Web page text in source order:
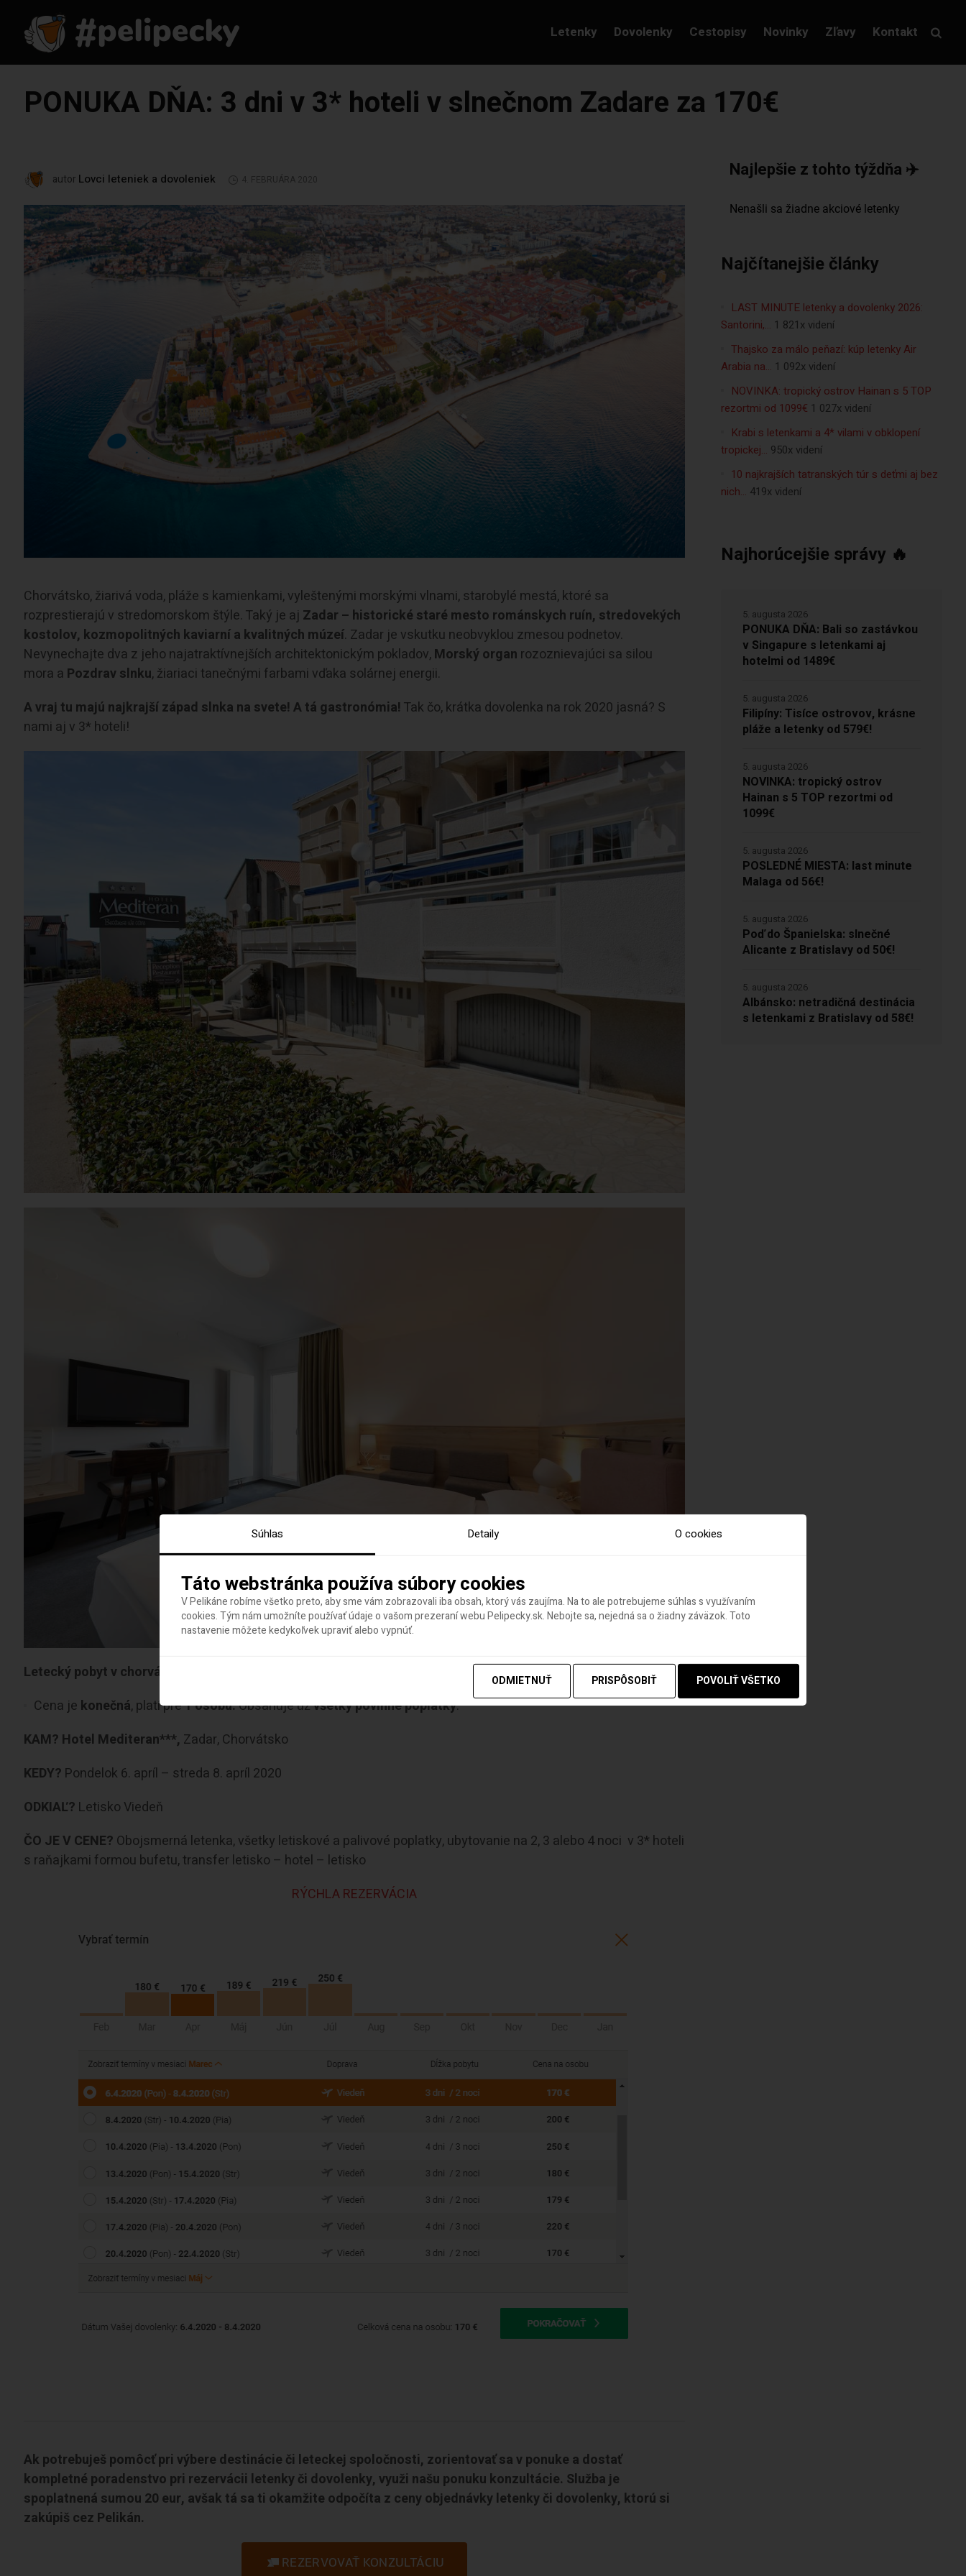
Letenky Dovolenky Cestopisy Novinky Zľavy Kontakt
PONUKA DŇA: 3 dni v 3* hoteli v slnečnom Zadare za 170€
autor Lovci leteniek a dovoleniek 4. FEBRUÁRA 2020
Chorvátsko, žiarivá voda, pláže s kamienkami, vyleštenými morskými vlnami, starobylé mestá, ktoré sa
rozprestierajú v stredomorskom štýle. Taký je aj Zadar – historické staré mesto románskych ruín, stredovekých
kostolov, kozmopolitných kaviarní a kvalitných múzeí. Zadar je vskutku neobvyklou zmesou podnetov.
Nevynechajte dva z jeho najatraktívnejších architektonickým pokladov, Morský organ rozoznievajúci sa silou
mora a Pozdrav slnku, žiariaci tanečnými farbami vďaka solárnej energii.
A vraj tu majú najkrajší západ slnka na svete! A tá gastronómia! Tak čo, krátka dovolenka na rok 2020 jasná? S
nami aj v 3* hoteli!
Letecký pobyt v chorvátskom Zadare: 3* hotel s raňajkami od 170€ / osoba
Cena je konečná, platí pre1 osobu.Obsahuje užvšetky povinné poplatky.
KAM? Hotel Mediteran***, Zadar, Chorvátsko
KEDY? Pondelok 6. apríl – streda 8. apríl 2020
ODKIAĽ? Letisko Viedeň
ČO JE V CENE? Obojsmerná letenka, všetky letiskové a palivové poplatky, ubytovanie na 2, 3 alebo 4 noci v 3* hoteli
s raňajkami formou bufetu, transfer letisko – hotel – letisko
RÝCHLA REZERVÁCIA
Ak potrebuješ pomôcť pri výbere destinácie či leteckej spoločnosti, zorientovať sa v ponuke a dostať
kompletné poradenstvo pri rezervácii letenky či dovolenky, využi našu ponuku konzultácie. Služba je
spoplatnená sumou 20 eur, avšak tá sa ti okamžite odpočíta z ceny objednávky letenky či dovolenky, ktorú si
zakúpiš cez Pelikán.
REZERVOVAŤ KONZULTÁCIU
Najlepšie z tohto týždňa ✈️
Najčítanejšie články
LAST MINUTE letenky a dovolenky 2026:
Santorini,… 1 821x videní
Thajsko za málo peňazí: kúp letenky Air
Arabia na… 1 092x videní
NOVINKA: tropický ostrov Hainan s 5 TOP
rezortmi od 1099€ 1 027x videní
Krabi s letenkami a 4* vilami v obklopení
tropickej… 950x videní
10 najkrajších tatranských túr s deťmi aj bez
nich… 419x videní
Najhorúcejšie správy 🔥
PONUKA DŇA: Bali so zastávkou
v Singapure s letenkami aj
hotelmi od 1489€
5. augusta 2026
Filipíny: Tisíce ostrovov, krásne
pláže a letenky od 579€!
5. augusta 2026
NOVINKA: tropický ostrov
Hainan s 5 TOP rezortmi od
1099€
5. augusta 2026
POSLEDNÉ MIESTA: last minute
Malaga od 56€!
5. augusta 2026
Poď do Španielska: slnečné
Alicante z Bratislavy od 50€!
5. augusta 2026
Albánsko: netradičná destinácia
s letenkami z Bratislavy od 58€!
5. augusta 2026
Súhlas Detaily O cookies
Táto webstránka používa súbory cookies
V Pelikáne robíme všetko preto, aby sme vám zobrazovali iba obsah, ktorý vás zaujíma. Na to ale potrebujeme súhlas s využívaním
cookies. Tým nám umožníte používať údaje o vašom prezeraní webu Pelipecky.sk. Nebojte sa, nejedná sa o žiadny záväzok. Toto
nastavenie môžete kedykoľvek upraviť alebo vypnúť.
ODMIETNUŤ PRISPÔSOBIŤ POVOLIŤ VŠETKO